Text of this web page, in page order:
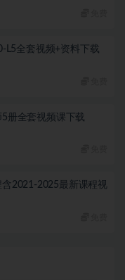
L5全套视频+资料下载
册全套视频课下载
2021-2025最新课程视